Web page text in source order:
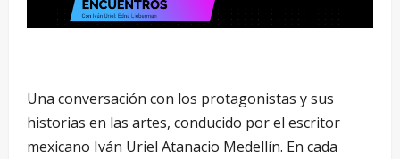
Una conversación con los protagonistas y sus
historias en las artes, conducido por el escritor
mexicano Iván Uriel Atanacio Medellín. En cada